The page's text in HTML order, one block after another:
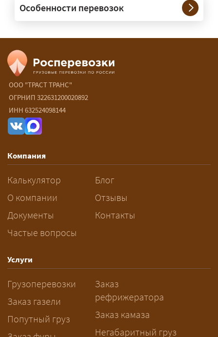
организуем. Потребность в машинах
прикрытия зависит от габаритов
груза и маршрута; это определяется
Сколько стоит перевозка
негабарита?
— От 90 ₽/км. Точная стоимость
рассчитывается индивидуально:
влияют габариты и вес груза,
разрешений и машин
сопровождения.
За сколько дней заказывать
перевозку негабарита?
— Заранее: только оформление
рабочих дней. Оставьте заявку
заблаговременно — логист
рассчитает маршрут и запустит
подготовку документов.
Особенности перевозок
ООО "ТРАСТ ТРАНС"
ОГРНИП 322631200020892
ИНН 632524098144
Компания
Калькулятор
О компании
Документы
Частые вопросы
Блог
Отзывы
Контакты
Услуги
Грузоперевозки
Заказ газели
Попутный груз
Заказ
рефрижератора
Заказ камаза
Негабаритный груз